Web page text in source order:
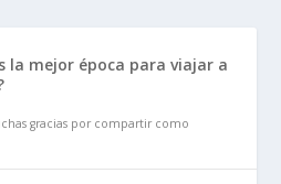
la mejor época para viajar a
gracias por compartir como